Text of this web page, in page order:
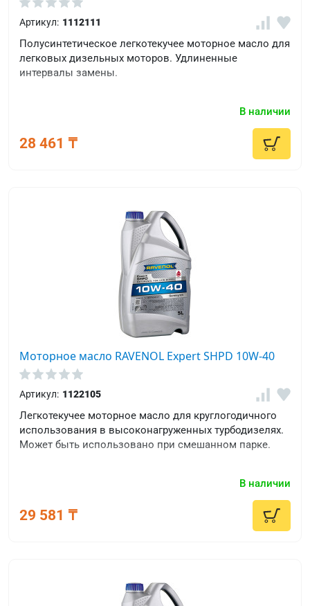
Артикул: 1112111
Полусинтетическое легкотекучее моторное масло для
легковых дизельных моторов. Удлиненные
интервалы замены.
В наличии
28 461 ₸
Моторное масло RAVENOL Expert SHPD 10W-40
Артикул: 1122105
Легкотекучее моторное масло для круглогодичного
использования в высоконагруженных турбодизелях.
Может быть использовано при смешанном парке.
В наличии
29 581 ₸